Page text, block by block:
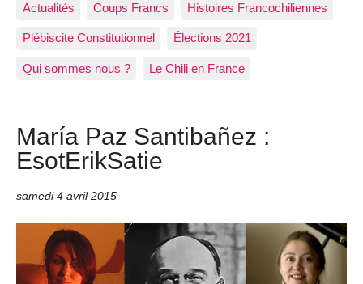
Actualités Coups Francs Histoires Francochiliennes
Plébiscite Constitutionnel Élections 2021
Qui sommes nous ? Le Chili en France
María Paz Santibañez :
EsotErikSatie
samedi 4 avril 2015